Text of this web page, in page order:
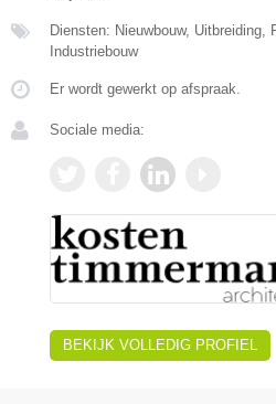
Diensten: Nieuwbouw, Uitbreiding,
Industriebouw
Er wordt gewerkt op afspraak.
Sociale media:
BEKIJK VOLLEDIG PROFIEL